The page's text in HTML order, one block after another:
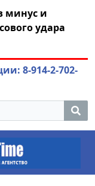
минус и
удара
8-914-2-702-